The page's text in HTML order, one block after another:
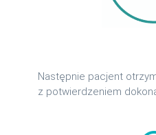
Następnie pacjent
z potwierdzeniem